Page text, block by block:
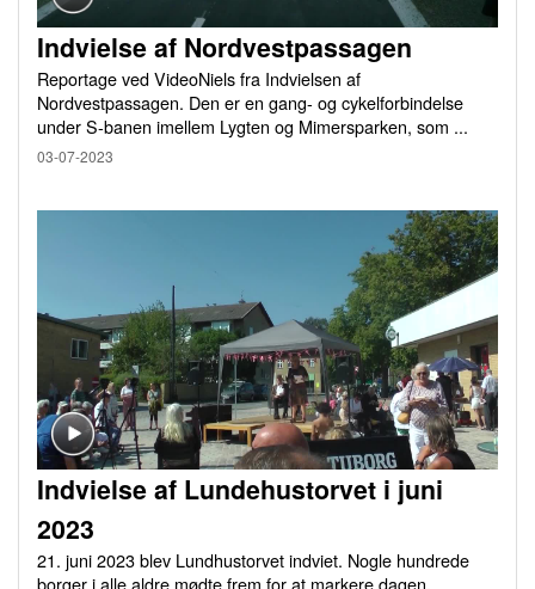
Indvielse af Nordvestpassagen
Reportage ved VideoNiels fra Indvielsen af
Nordvestpassagen. Den er en gang- og cykelforbindelse
under S-banen imellem Lygten og Mimersparken, som ...
03-07-2023
Indvielse af Lundehustorvet i juni
2023
21. juni 2023 blev Lundhustorvet indviet. Nogle hundrede
borger i alle aldre mødte frem for at markere dagen.